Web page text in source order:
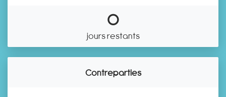
0
jours restants
Contreparties